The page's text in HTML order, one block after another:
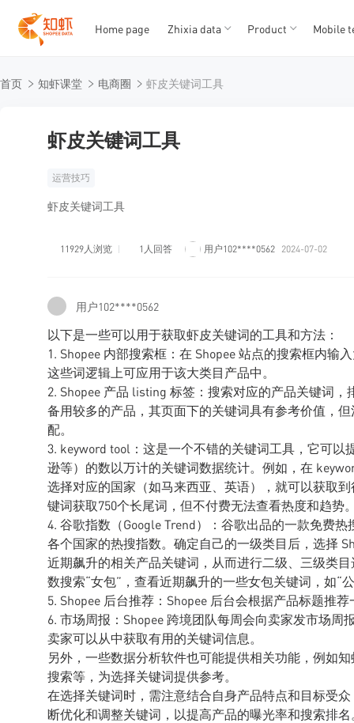
12345
Home page Zhixia data Product Mobile
首页 知虾课堂 电商圈 虾皮关键词工具
虾皮关键词工具
运营技巧
虾皮关键词工具
11929人浏览 1人回答 用户102****0562 2024-07-02
用户102****0562
以下是一些可以用于获取虾皮关键词的工具和方法：
1. Shopee 内部搜索框：在 Shopee 站点的搜索框内
这些词逻辑上可应用于该大类目产品中。
2. Shopee 产品 listing 标签：搜索对应的产品关键词
备用较多的产品，其页面下的关键词具有参考价值，
配。
3. keyword tool：这是一个不错的关键词工具，它可以
逊等）的数以万计的关键词数据统计。例如，在
选择对应的国家（如马来西亚、英语），就可以获取
键词获取750个长尾词，但不付费无法查看热度和趋势
4. 谷歌指数（Google Trend）：谷歌出品的一款免费
各个国家的热搜指数。确定自己的一级类目后，选择
近期飙升的相关产品关键词，从而进行二级、三级类
数搜索“女包”，查看近期飙升的一些女包关键词，如“
5. Shopee 后台推荐：Shopee 后台会根据产品标题推
6. 市场周报：Shopee 跨境团队每周会向卖家发市场
卖家可以从中获取有用的关键词信息。
另外，一些数据分析软件也可能提供相关功能，例如
搜索等，为选择关键词提供参考。
在选择关键词时，需注意结合自身产品特点和目标受
断优化和调整关键词，以提高产品的曝光率和搜索排